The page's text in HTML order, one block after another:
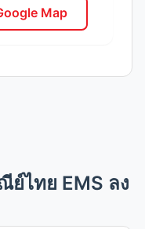
Map
ไทย EMS ลง